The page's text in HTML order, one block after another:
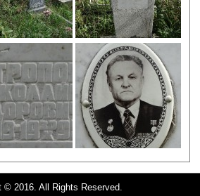
© 2016. All Rights Reserved.